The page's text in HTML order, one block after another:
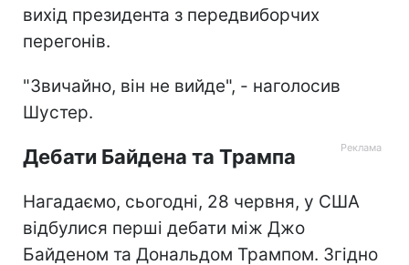
вихід президента з передвиборчих
перегонів.
"Звичайно, він не вийде", - наголосив
Шустер.
Дебати Байдена та Трампа
Нагадаємо, сьогодні, 28 червня, у США
відбулися перші дебати між Джо
Байденом та Дональдом Трампом. Згідно